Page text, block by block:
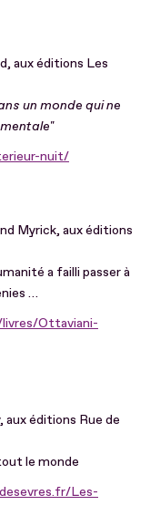
aux éditions Les
un monde qui ne
nuit/
Myrick, aux éditions
a failli passer à
…
Ottaviani-
aux éditions Rue de
le monde
Les-